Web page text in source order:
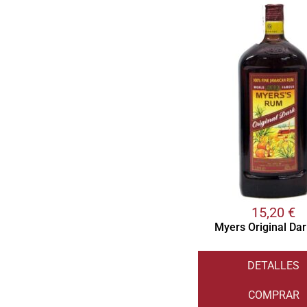
15,20 €
Myers Original
DETALLES
COMPRAR